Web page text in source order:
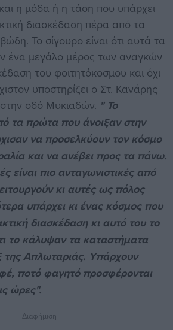
η μόδα ή η τάση που υπάρχει
διασκέδαση πέρα από τα
Το σίγουρο είναι ότι αυτά τα
ένα μεγάλο μέρος των αναγκών
του φοιτητόκοσμου και όχι
υποστηρίζει ο Στ. Κανάρης
οδό Μυκιαδών. " Το
τα πρώτα που άνοιξαν στην
να προσελκύουν τον κόσμο
και να ανέβει προς τα πάνω.
είναι πιο ανταγωνιστικές από
κι αυτές ως πόλος
υπάρχει κι ένας κόσμος που
διασκέδαση κι αυτό του το
το κάλυψαν τα καταστήματα
της Απλωταριάς. Υπάρχουν
ποτό φαγητό προσφέρονται
ώρες".
Διαφήμιση